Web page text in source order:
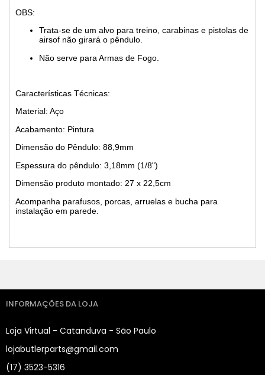
OBS:
Trata-se de um alvo para treino, carabinas e pistolas de
airsof não girará o pêndulo.
Não serve para Armas de Fogo.
Características Técnicas:
Material: Aço
Acabamento: Pintura
Dimensão do Pêndulo: 88,9mm
Espessura do pêndulo: 3,18mm (1/8")
Dimensão produto montado: 27 x 22,5cm
Acompanha parafusos, porcas, arruelas e bucha para
instalação em parede.
INFORMAÇÕES DA LOJA
Loja Virtual - Catanduva - São Paulo
lojabutlerparts@gmail.com
(17) 3523-5316